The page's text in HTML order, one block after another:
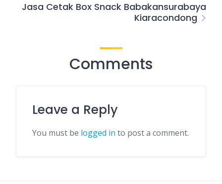
Jasa Cetak Box Snack Babakansurabaya
Kiaracondong
Comments
Leave a Reply
You must be logged in to post a comment.